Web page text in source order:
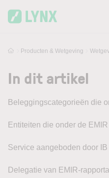
Producten & Wetgeving
In dit artikel
Beleggingscategorieën die
Entiteiten die onder de
Service aangeboden door IB
Delegatie van EMIR-